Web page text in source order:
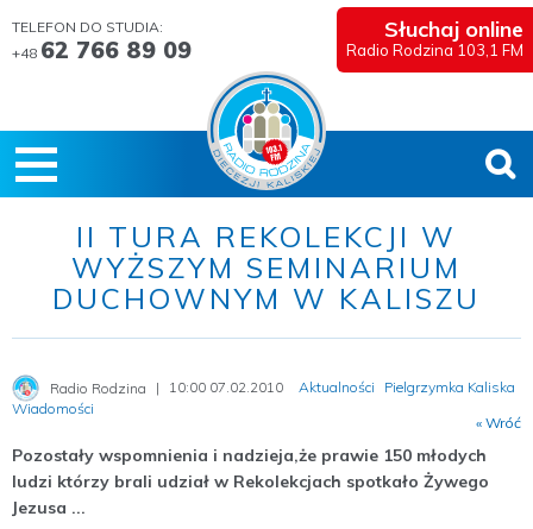
TELEFON DO STUDIA:
+48 62 766 89 09
Słuchaj online
Radio Rodzina 103,1 FM
II TURA REKOLEKCJI W
WYŻSZYM SEMINARIUM
DUCHOWNYM W KALISZU
Radio Rodzina 10:00 07.02.2010 Aktualności
Pielgrzymka Kaliska
Wiadomości
« Wróć
Pozostały wspomnienia i nadzieja,że prawie 150 młodych
ludzi którzy brali udział w Rekolekcjach spotkało Żywego
Jezusa ...